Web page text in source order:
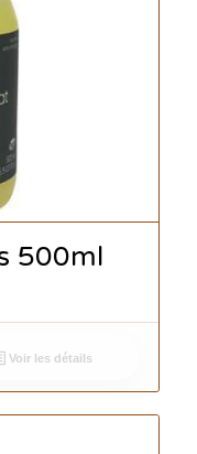
500ml
Voir les détails